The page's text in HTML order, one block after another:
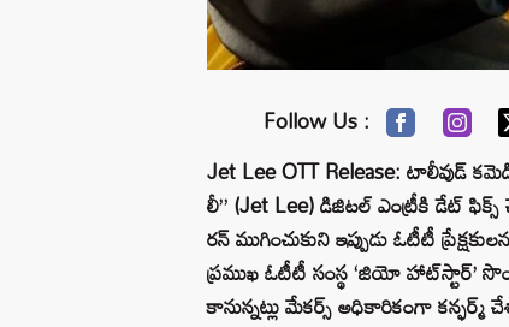
Follow Us :
Jet Lee OTT Release: టాలీవుడ్
లీ” (Jet Lee) డిజిటల్ ఎంట్రీకి డేట్
రన్ ముగించుకుని ఇప్పుడు ఓటీటీ
ప్రముఖ ఓటీటీ సంస్థ ‘జియో హాట్‌స్టార్’
కానున్నట్లు మేకర్స్ అధికారికంగా కన్ఫర్మ్